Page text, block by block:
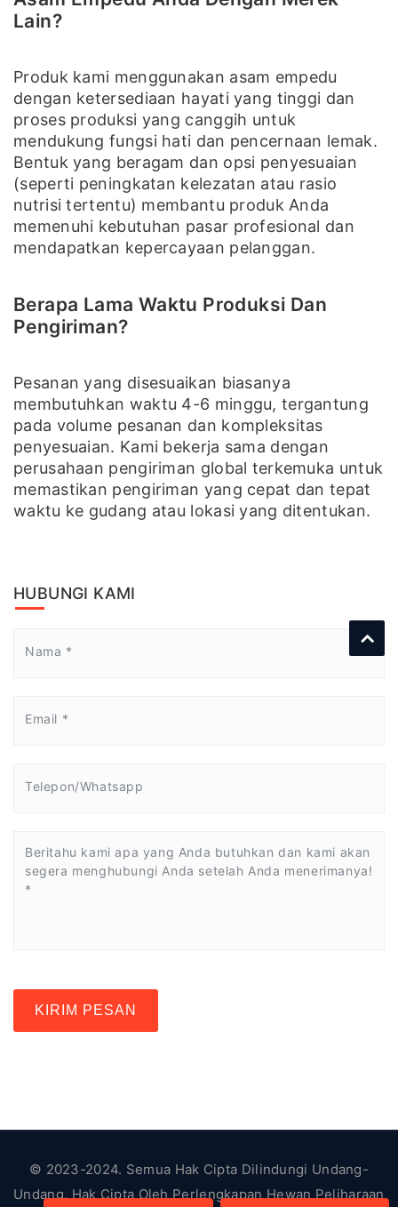
Lain?
Produk kami menggunakan asam empedu
dengan ketersediaan hayati yang tinggi dan
proses produksi yang canggih untuk
mendukung fungsi hati dan pencernaan lemak.
Bentuk yang beragam dan opsi penyesuaian
(seperti peningkatan kelezatan atau rasio
nutrisi tertentu) membantu produk Anda
memenuhi kebutuhan pasar profesional dan
mendapatkan kepercayaan pelanggan.
Berapa Lama Waktu Produksi Dan
Pengiriman?
Pesanan yang disesuaikan biasanya
membutuhkan waktu 4-6 minggu, tergantung
pada volume pesanan dan kompleksitas
penyesuaian. Kami bekerja sama dengan
perusahaan pengiriman global terkemuka untuk
memastikan pengiriman yang cepat dan tepat
waktu ke gudang atau lokasi yang ditentukan.
HUBUNGI KAMI
KIRIM PESAN
© 2023-2024. Semua Hak Cipta Dilindungi Undang-
Undang. Hak Cipta OlehPerlengkapan Hewan Peliharaan